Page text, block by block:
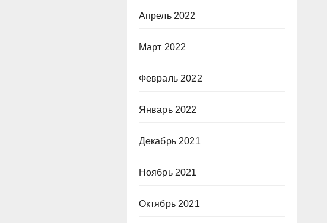
Апрель 2022
Март 2022
Февраль 2022
Январь 2022
Декабрь 2021
Ноябрь 2021
Октябрь 2021